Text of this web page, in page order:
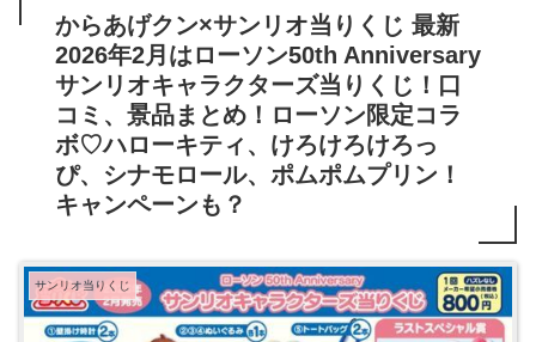
からあげクン×サンリオ当りくじ 最新
2026年2月はローソン50th Anniversary
サンリオキャラクターズ当りくじ！口
コミ、景品まとめ！ローソン限定コラ
ボ♡ハローキティ、けろけろけろっ
ぴ、シナモロール、ポムポムプリン！
キャンペーンも？
サンリオ当りくじ